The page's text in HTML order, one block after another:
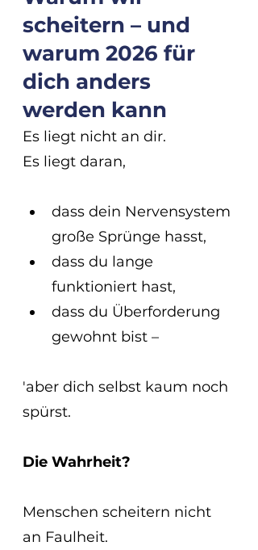
scheitern – und
warum 2026 für
dich anders
werden kann
Es liegt nicht an dir.
Es liegt daran,
dass dein Nervensystem
große Sprünge hasst,
dass du lange
funktioniert hast,
dass du Überforderung
gewohnt bist –
'aber dich selbst kaum noch
spürst.
Die Wahrheit?
Menschen scheitern nicht
an Faulheit.